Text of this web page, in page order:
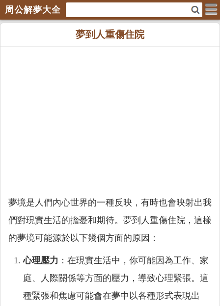
周公解夢大全
夢到人重傷住院
夢境是人們內心世界的一種反映，有時也會映射出我
們對現實生活的擔憂和期待。夢到人重傷住院，這樣
的夢境可能源於以下幾個方面的原因：
心理壓力 ：在現實生活中，你可能因為工作、家
庭、人際關係等方面的壓力，導致心理緊張。這
種緊張和焦慮可能會在夢中以各種形式表現出